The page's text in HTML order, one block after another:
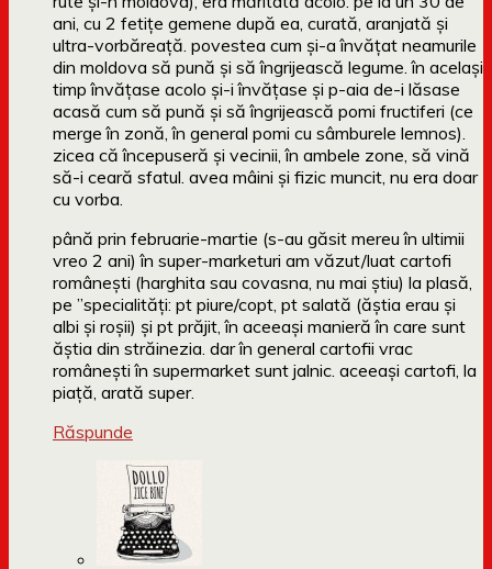
ani, cu 2 fetițe gemene după ea, curată, aranjată și
ultra-vorbăreață. povestea cum și-a învățat neamurile
din moldova să pună și să îngrijească legume. în același
timp învățase acolo și-i învățase și p-aia de-i lăsase
acasă cum să pună și să îngrijească pomi fructiferi (ce
merge în zonă, în general pomi cu sâmburele lemnos).
zicea că începuseră și vecinii, în ambele zone, să vină
să-i ceară sfatul. avea mâini și fizic muncit, nu era doar
cu vorba.
până prin februarie-martie (s-au găsit mereu în ultimii
vreo 2 ani) în super-marketuri am văzut/luat cartofi
românești (harghita sau covasna, nu mai știu) la plasă,
pe ”specialități: pt piure/copt, pt salată (ăștia erau și
albi și roșii) și pt prăjit, în aceeași manieră în care sunt
ăștia din străinezia. dar în general cartofii vrac
românești în supermarket sunt jalnic. aceeași cartofi, la
piață, arată super.
Răspunde